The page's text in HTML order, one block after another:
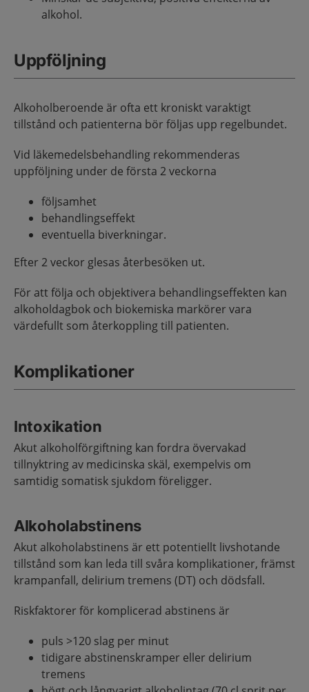
alkohol.
Uppföljning
Alkoholberoende är ofta ett kroniskt varaktigt
tillstånd och patienterna bör följas upp regelbundet.
Vid läkemedelsbehandling rekommenderas
uppföljning under de första 2 veckorna
följsamhet
behandlingseffekt
eventuella biverkningar.
Efter 2 veckor glesas återbesöken ut.
För att följa och objektivera behandlingseffekten kan
alkoholdagbok och biokemiska markörer vara
värdefullt som återkoppling till patienten.
Komplikationer
Intoxikation
Akut alkoholförgiftning kan fordra övervakad
tillnyktring av medicinska skäl, exempelvis om
samtidig somatisk sjukdom föreligger.
Alkoholabstinens
Akut alkoholabstinens är ett potentiellt livshotande
tillstånd som kan leda till svåra komplikationer, främst
krampanfall, delirium tremens (DT) och dödsfall.
Riskfaktorer för komplicerad abstinens är
puls >120 slag per minut
tidigare abstinenskramper eller delirium
tremens